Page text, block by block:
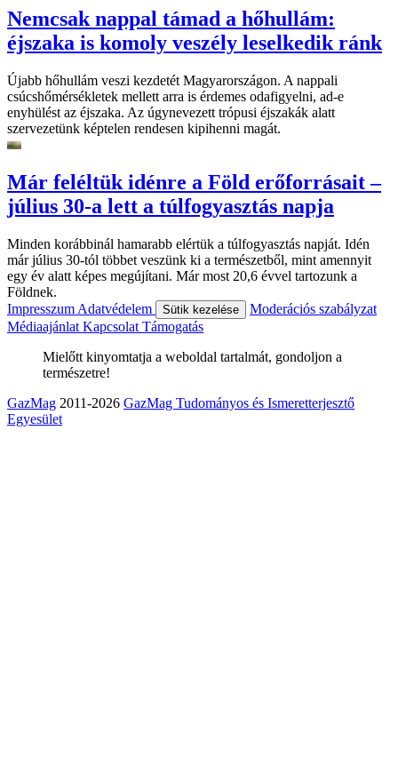
Nemcsak nappal támad a hőhullám:
éjszaka is komoly veszély leselkedik ránk
Újabb hőhullám veszi kezdetét Magyarországon. A nappali
csúcshőmérsékletek mellett arra is érdemes odafigyelni, ad-e
enyhülést az éjszaka. Az úgynevezett trópusi éjszakák alatt
szervezetünk képtelen rendesen kipihenni magát.
Már feléltük idénre a Föld erőforrásait –
július 30-a lett a túlfogyasztás napja
Minden korábbinál hamarabb elértük a túlfogyasztás napját. Idén
már július 30-tól többet veszünk ki a természetből, mint amennyit
egy év alatt képes megújítani. Már most 20,6 évvel tartozunk a
Földnek.
Impresszum Adatvédelem Sütik kezelése
Moderációs szabályzat
Médiaajánlat Kapcsolat Támogatás
Mielőtt kinyomtatja a weboldal tartalmát, gondoljon a
természetre!
GazMag 2011-2026 GazMag Tudományos és Ismeretterjesztő
Egyesület